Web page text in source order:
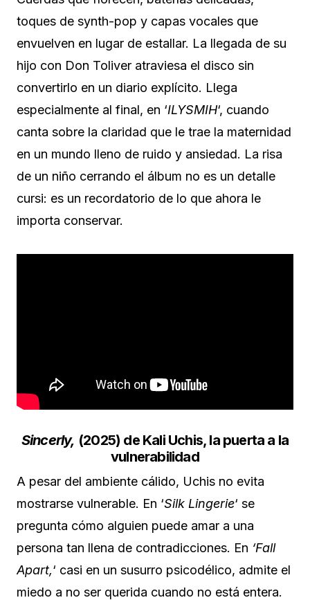
toques de synth-pop y capas vocales que
envuelven en lugar de estallar. La llegada de su
hijo con Don Toliver atraviesa el disco sin
convertirlo en un diario explícito. Llega
especialmente al final, en ‘ILYSMIH‘, cuando
canta sobre la claridad que le trae la maternidad
en un mundo lleno de ruido y ansiedad. La risa
de un niño cerrando el álbum no es un detalle
cursi: es un recordatorio de lo que ahora le
importa conservar.
Sincerly, (2025) de Kali Uchis, la puerta a la
vulnerabilidad
A pesar del ambiente cálido, Uchis no evita
mostrarse vulnerable. En ‘Silk Lingerie‘ se
pregunta cómo alguien puede amar a una
persona tan llena de contradicciones. En ‘Fall
Apart,‘ casi en un susurro psicodélico, admite el
miedo a no ser querida cuando no está entera.